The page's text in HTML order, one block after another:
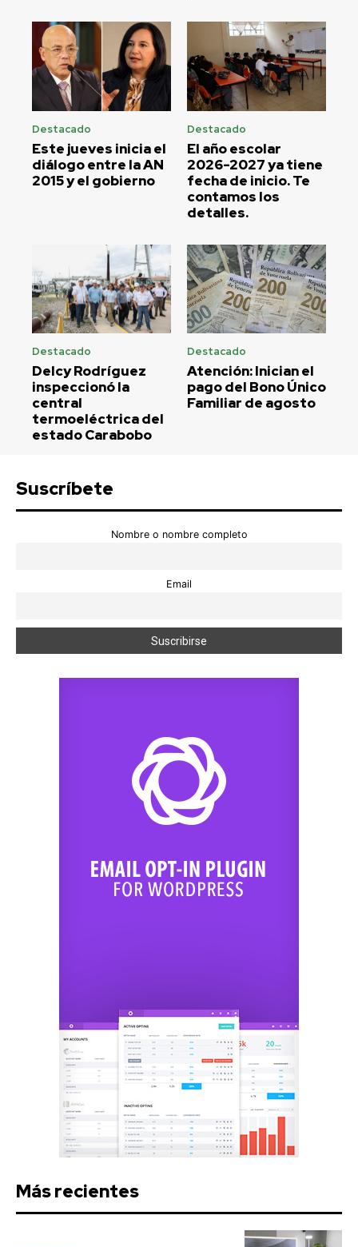
Destacado
Este jueves inicia el
diálogo entre la AN
2015 y el gobierno
Destacado
El año escolar
2026-2027 ya tiene
fecha de inicio. Te
contamos los
detalles.
Destacado
Delcy Rodríguez
inspeccionó la
central
termoeléctrica del
estado Carabobo
Destacado
Atención: Inician el
pago del Bono Único
Familiar de agosto
Suscríbete
Nombre o nombre completo
Email
Más recientes